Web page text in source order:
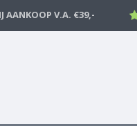
AANKOOP V.A. €39,-